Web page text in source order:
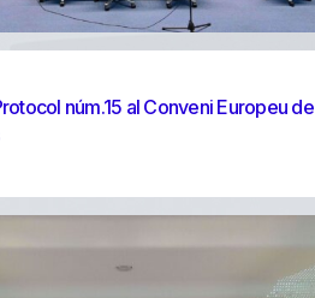
núm.15 al Conveni Europeu de